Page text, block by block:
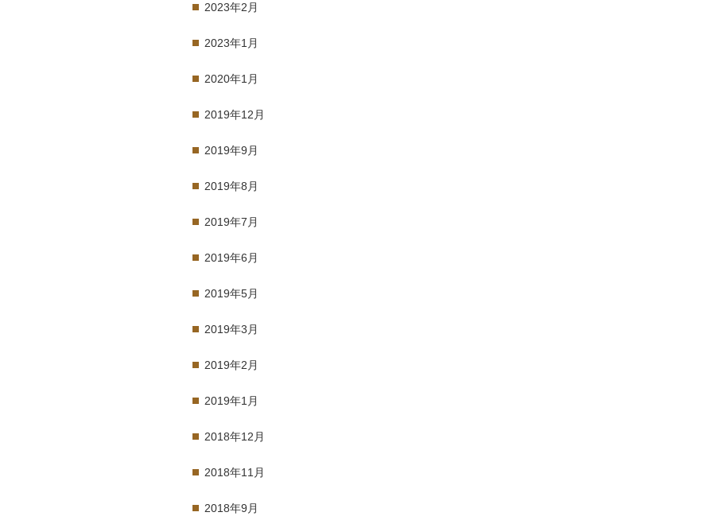
2023年2月
2023年1月
2020年1月
2019年12月
2019年9月
2019年8月
2019年7月
2019年6月
2019年5月
2019年3月
2019年2月
2019年1月
2018年12月
2018年11月
2018年9月